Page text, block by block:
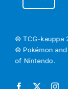
© TCG-kauppa
© Pokémon
of Nintendo.